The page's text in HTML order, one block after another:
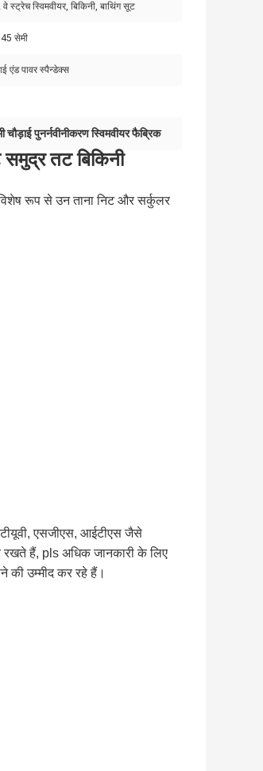
वे स्ट्रेच स्विमवीयर, बिकिनी, बाथिंग सूट
सेमी
एंड पावर स्पैन्डेक्स
चौड़ाई पुनर्नवीनीकरण स्विमवीयर फैब्रिक
समुद्र तट बिकिनी
रूप से उन ताना निट और सर्कुलर
एसजीएस, आईटीएस जैसे
रखते हैं, pls अधिक जानकारी के लिए
की उम्मीद कर रहे हैं।